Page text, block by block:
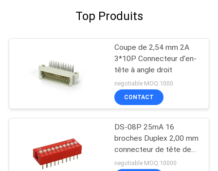
Top Produits
Coupe de 2,54 mm 2A
3*10P Connecteur d'en-
tête à angle droit
negotiable MOQ:1000
CONTACT
DS-08P 25mA 16
broches Duplex 2,00 mm
connecteur de tête de
broche
negotiable MOQ:10000